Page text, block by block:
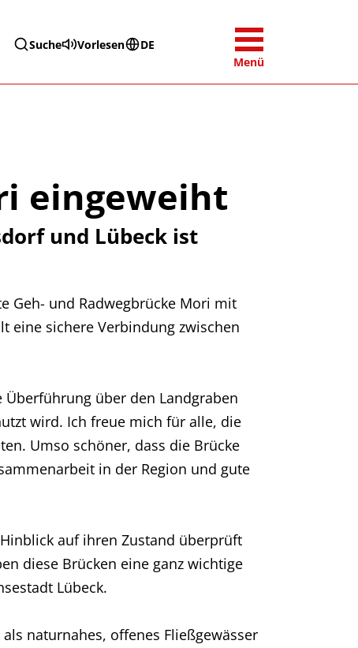
Suche Vorlesen
DE
Menü
eingeweiht
und Lübeck ist
Geh- und Radwegbrücke Mori mit
eine sichere Verbindung zwischen
über den Landgraben
wird. Ich freue mich für alle, die
Umso schöner, dass die Brücke
in der Region und gute
auf ihren Zustand überprüft
diese Brücken eine ganz wichtige
Lübeck.
naturnahes, offenes Fließgewässer